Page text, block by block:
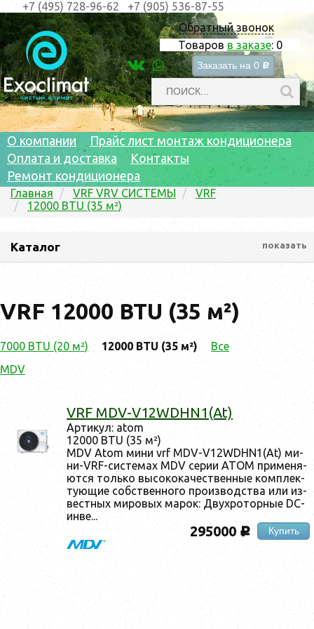
Обратный звонок
Товаров в заказе: 0
Заказать на 0 c
+7 (495) 728-96-62 +7 (905) 536-87-55
О компании
Прайс лист монтаж кондиционера
Оплата и доставка
Контакты
Ремонт кондиционера
Главная VRF VRV СИСТЕМЫ
VRF
12000 BTU (35 м²)
Каталог показать
VRF 12000 BTU (35 м²)
7000 BTU (20 м²) 12000 BTU (35 м²)
Все
MDV
VRF MDV-V12WDHN1(At)
Ар­ти­кул: atom
12000 BTU (35 м²)
MDV Atom ми­ни vrf MDV-V12WDHN1(At) ми­
ни-VRF-сис­те­мах MDV се­рии ATOM при­меня­
ют­ся толь­ко вы­соко­качес­твен­ные ком­плек­
ту­ющие собс­твен­но­го про­из­водс­тва или из­
вес­тных ми­ровых ма­рок: Двух­ро­тор­ные DC-
ин­ве...
295000 c Купить